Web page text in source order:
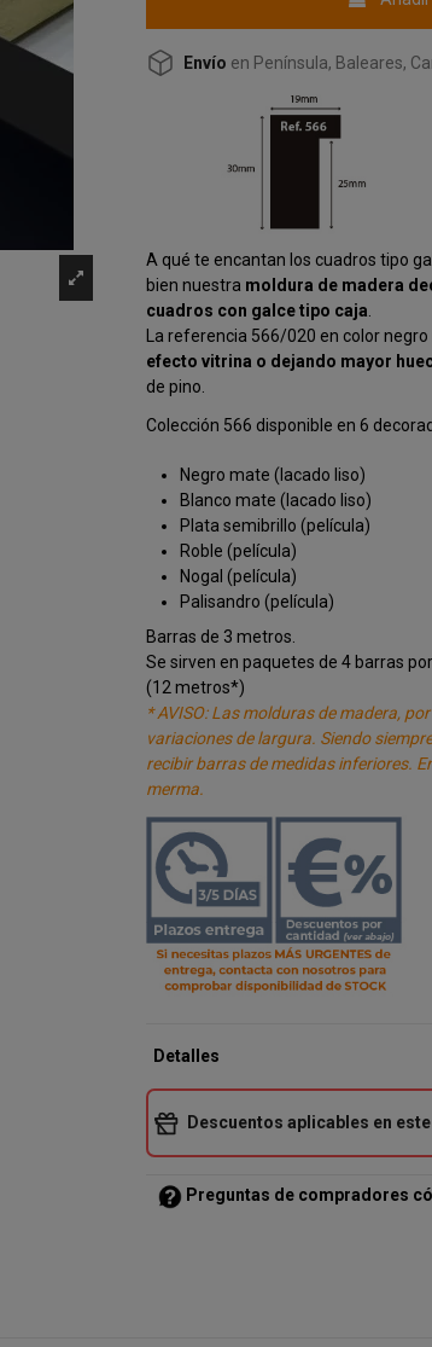
Envío en Península, Baleares,
A qué te encantan los cuadros tipo
bien nuestra moldura de madera
cuadros con galce tipo caja
La referencia 566/020 en color
efecto vitrina o dejando mayor
de pino.
Colección 566 disponible en 6
Negro mate (lacado liso)
Blanco mate (lacado liso)
Plata semibrillo (película)
Roble (película)
Nogal (película)
Palisandro (película)
Barras de 3 metros.
Se sirven en paquetes de 4 barras
(12 metros*)
* AVISO: Las molduras de madera,
variaciones de largura. Siendo
recibir barras de medidas inferiores.
merma.
Detalles
Descuentos aplicables en
Preguntas de compradores